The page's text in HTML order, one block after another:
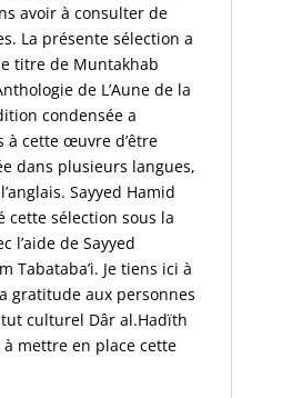
avoir à consulter de
La présente sélection a
titre de Muntakhab
de L’Aune de la
condensée a
à cette œuvre d’être
dans plusieurs langues,
Sayyed Hamid
cette sélection sous la
l’aide de Sayyed
Tabataba’i. Je tiens ici à
gratitude aux personnes
culturel Dâr al.Hadïth
mettre en place cette